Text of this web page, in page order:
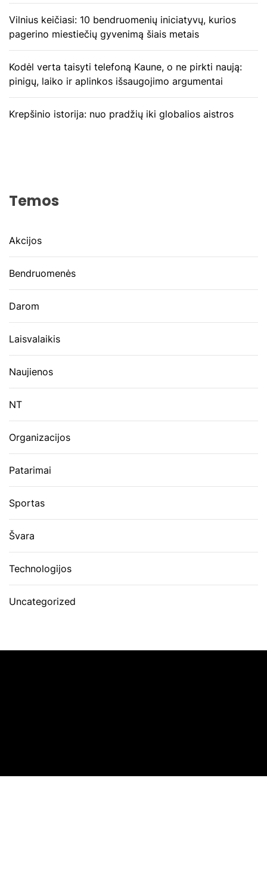
Vilnius keičiasi: 10 bendruomenių iniciatyvų, kurios
pagerino miestiečių gyvenimą šiais metais
Kodėl verta taisyti telefoną Kaune, o ne pirkti naują:
pinigų, laiko ir aplinkos išsaugojimo argumentai
Krepšinio istorija: nuo pradžių iki globalios aistros
Temos
Akcijos
Bendruomenės
Darom
Laisvalaikis
Naujienos
NT
Organizacijos
Patarimai
Sportas
Švara
Technologijos
Uncategorized